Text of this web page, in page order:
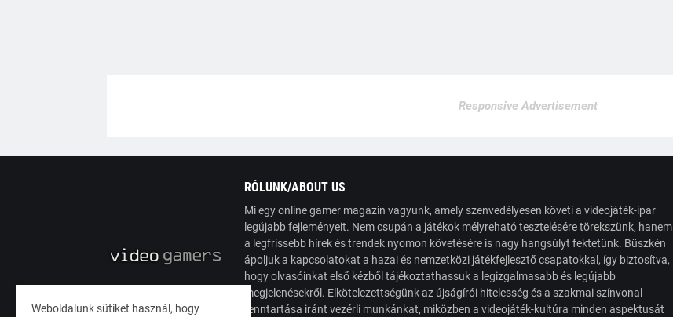
Responsive Advertisement
RÓLUNK/ABOUT US
Mi egy online gamer magazin vagyunk, amely szenvedélyesen követi a videojáték-ipar
legújabb fejleményeit. Nem csupán a játékok mélyreható tesztelésére törekszünk, hanem
a legfrissebb hírek és trendek nyomon követésére is nagy hangsúlyt fektetünk. Büszkén
ápoljuk a kapcsolatokat a hazai és nemzetközi játékfejlesztő csapatokkal, így biztosítva,
hogy olvasóinkat első kézből tájékoztathassuk a legizgalmasabb és legújabb
megjelenésekről. Elkötelezettségünk az újságírói hitelesség és a szakmai színvonal
fenntartása iránt vezérli munkánkat, miközben a videojáték-kultúra minden aspektusát
Weboldalunk sütiket használ, hogy